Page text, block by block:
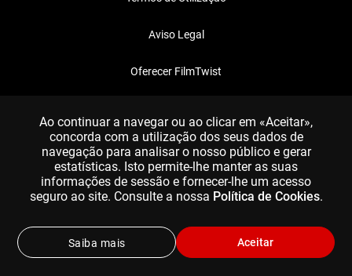
Aviso Legal
Oferecer FilmTwist
Ao continuar a navegar ou ao clicar em «Aceitar»,
concorda com a utilização dos seus dados de
navegação para analisar o nosso público e gerar
estatísticas. Isto permite-lhe manter as suas
informações de sessão e fornecer-lhe um acesso
seguro ao site. Consulte a nossa Política de Cookies.
Aceitar
Saiba mais